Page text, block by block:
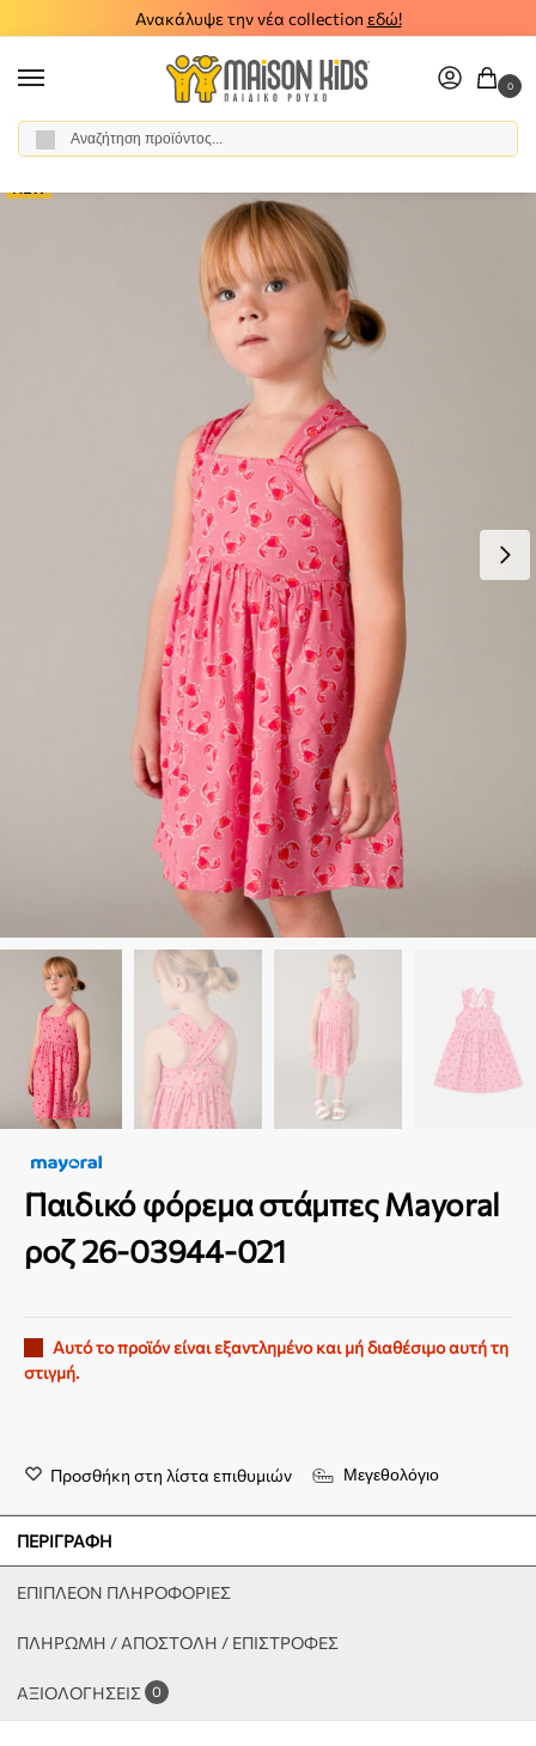
Ανακάλυψε την νέα collection εδώ!
0
Αρχική σελίδα / Κορίτσι / Ρούχα
Παιδικό φόρεμα στάμπες Mayoral
ροζ 26-03944-021
Αυτό το προϊόν είναι εξαντλημένο και μή διαθέσιμο αυτή τη
στιγμή.
Προσθήκη στη λίστα επιθυμιών Μεγεθολόγιο
ΠΕΡΙΓΡΑΦΉ
ΕΠΙΠΛΈΟΝ ΠΛΗΡΟΦΟΡΊΕΣ
ΠΛΗΡΩΜΗ / ΑΠΟΣΤΟΛΗ / ΕΠΙΣΤΡΟΦΕΣ
ΑΞΙΟΛΟΓΉΣΕΙΣ 0